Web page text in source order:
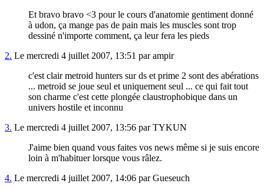
Et bravo bravo <3 pour le cours d'anatomie gentiment donné
à udon, ça mange pas de pain mais les muscles sont trop
dessiné n'importe comment, ça leur fera les pieds
2. Le mercredi 4 juillet 2007, 13:51 par ampir
c'est clair metroid hunters sur ds et prime 2 sont des abérations
... metroid se joue seul et uniquement seul ... ce qui fait tout
son charme c'est cette plongée claustrophobique dans un
univers hostile et inconnu
3. Le mercredi 4 juillet 2007, 13:56 par TYKUN
J'aime bien quand vous faites vos news même si je suis encore
loin à m'habituer lorsque vous râlez.
4. Le mercredi 4 juillet 2007, 14:06 par Gueseuch